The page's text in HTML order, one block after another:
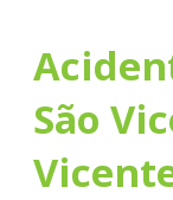
São